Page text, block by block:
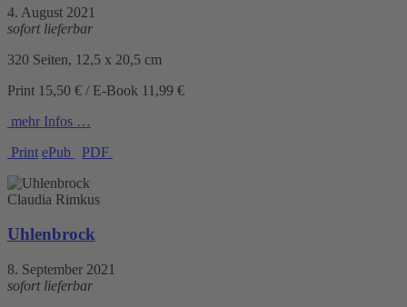
4. August 2021
sofort lieferbar
320 Seiten, 12,5 x 20,5 cm
Print 15,50 € / E-Book 11,99 €
mehr Infos …
Print ePub PDF
Claudia Rimkus
Uhlenbrock
8. September 2021
sofort lieferbar